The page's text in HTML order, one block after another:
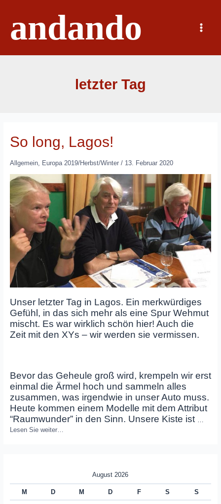
springenandando
Main
Menu
letzter Tag
So long, Lagos!
Allgemein, Europa 2019/Herbst/Winter/ 13. Februar 2020
Unser letzter Tag in Lagos. Ein merkwürdiges
Gefühl, in das sich mehr als eine Spur Wehmut
mischt. Es war wirklich schön hier! Auch die
Zeit mit den XYs – wir werden sie vermissen.
Bevor das Geheule groß wird, krempeln wir erst
einmal die Ärmel hoch und sammeln alles
zusammen, was irgendwie in unser Auto muss.
Heute kommen einem Modelle mit dem Attribut
“Raumwunder” in den Sinn. Unsere Kiste ist …
Lesen Sie weiter…
August 2026
M D M D F S S